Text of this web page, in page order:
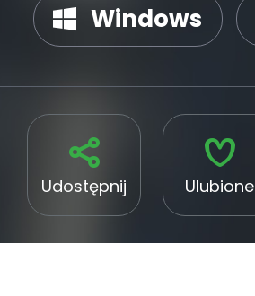
Windows
Udostępnij Ulubione